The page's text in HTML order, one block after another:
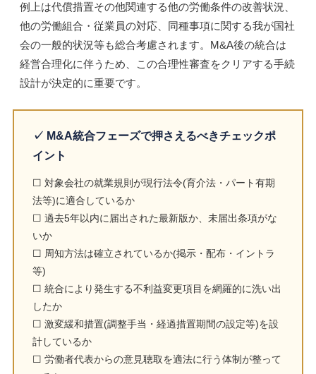
例上は代償措置その他関連する他の労働条件の改善状況、
他の労働組合・従業員の対応、同種事項に関する我が国社
会の一般的状況等も総合考慮されます。M&A後の統合は
経営合理化に伴うため、この合理性審査をクリアする手続
設計が決定的に重要です。
✓ M&A統合フェーズで押さえるべきチェックポ
イント
☐ 対象会社の就業規則が現行法令(育介法・パート有期
法等)に適合しているか
☐ 過去5年以内に届出された最新版か、未届出条項がな
いか
☐ 周知方法は確立されているか(掲示・配布・イントラ
等)
☐ 統合により発生する不利益変更項目を網羅的に洗い出
したか
☐ 激変緩和措置(調整手当・経過措置期間の設定等)を設
計しているか
☐ 労働者代表からの意見聴取を適法に行う体制が整って